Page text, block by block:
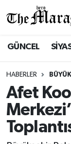
GÜNCEL
HABERLER
Afet
İŞ DÜNYASI
EĞİTİM
EKONOMİ
Hava
Namaz
Trafik
Süper Lig